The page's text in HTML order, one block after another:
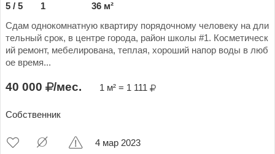
5 / 5 1
36 м²
Сдам однокомнатную квартиру порядочному человеку на дли
тельный срок, в центре города, район школы #1. Косметическ
ий ремонт, мебелирована, теплая, хороший напор воды в люб
ое время...
40 000 /мес. 1 м² = 1 111
Собственник
4 мар 2023